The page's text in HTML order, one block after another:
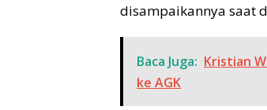
disampaikannya saat
Baca Juga: Kristian
ke AGK